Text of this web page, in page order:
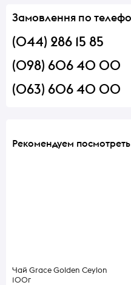
Замовлення по
(044) 286 15 85
(098) 606 40 00
(063) 606 40 00
Рекомендуем посмотреть
Чай Grace Golden Ceylon
100г